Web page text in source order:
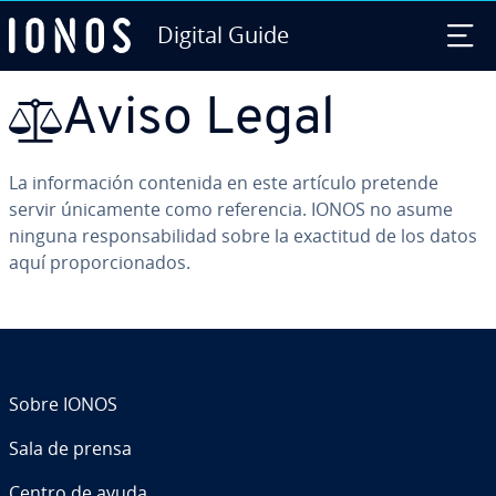
Digital Guide
Aviso Legal
La in­fo­r­ma­ción contenida en este artículo pretende
servir úni­ca­me­n­te como re­fe­re­n­cia. IONOS no asume
ninguna re­s­po­n­sa­bi­li­dad sobre la exactitud de los datos
aquí pro­po­r­cio­na­dos.
Sobre IONOS
Sala de prensa